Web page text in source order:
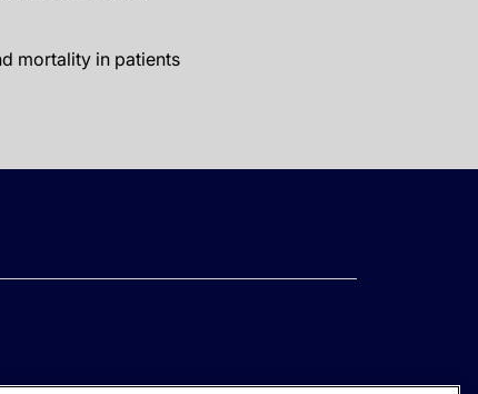
mortality in patients